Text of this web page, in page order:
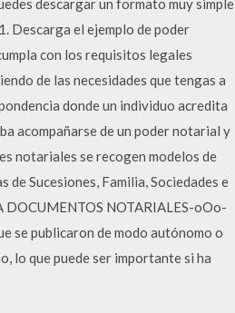
Descarga el ejemplo de poder
con los requisitos legales
de las necesidades que tengas a
donde un individuo acredita
acompañarse de un poder notarial y
notariales se recogen modelos de
Sucesiones, Familia, Sociedades e
NOTARIALES-oOo-
se publicaron de modo autónomo o
lo que puede ser importante si ha